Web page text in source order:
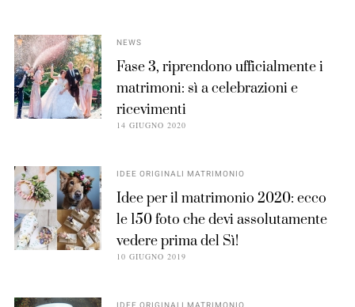
NEWS
Fase 3, riprendono ufficialmente i
matrimoni: sì a celebrazioni e
ricevimenti
14 GIUGNO 2020
IDEE ORIGINALI MATRIMONIO
Idee per il matrimonio 2020: ecco
le 150 foto che devi assolutamente
vedere prima del Sì!
10 GIUGNO 2019